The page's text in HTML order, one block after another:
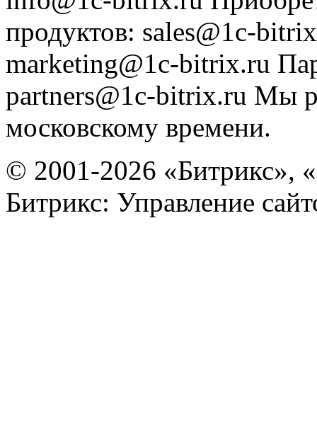
продуктов: sales@1c-
marketing@1c-bitrix.ru
partners@1c-bitrix.ru Мы
московскому времени.
© 2001-2026 «Битрикс»,
Битрикс: Управление